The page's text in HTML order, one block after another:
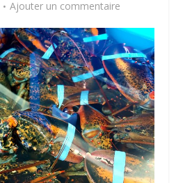
Ajouter un commentaire